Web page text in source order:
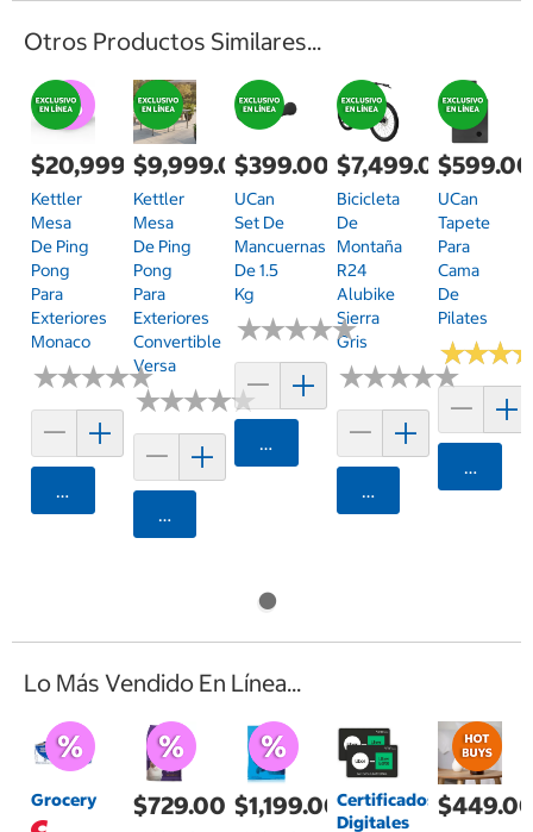
Otros Productos Similares...
$20,999.00
Kettler
Mesa
De Ping
Pong
Para
Exteriores
Monaco
★★★★★
★★★★★
Agregar
$9,999.00
Kettler
Mesa
De Ping
Pong
Para
Exteriores
Convertible
Versa
★★★★★
★★★★★
Agregar
$399.00
UCan
Set De
Mancuernas
De 1.5
Kg
★★★★★
★★★★★
Agregar
$7,499.00
Bicicleta
De
Montaña
R24
Alubike
Sierra
Gris
★★★★★
★★★★★
Agregar
$599.00
UCan
Tapete
Para
Cama
De
Pilates
★★★
★★★
Lo Más Vendido En Línea...
Grocery $729.00 $1,199.00Certificados
Digitales